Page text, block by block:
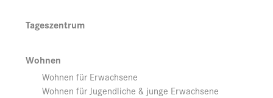
Tageszentrum
Wohnen
Wohnen für Erwachsene
Wohnen für Jugendliche & junge Erwachsene